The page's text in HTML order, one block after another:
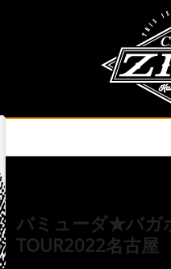
バミューダ★バガ
TOUR2022名古屋